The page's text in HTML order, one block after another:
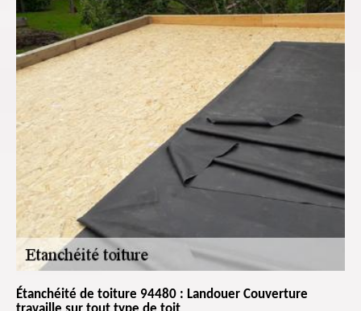
Étanchéité de toiture 94480 : Landouer Couverture